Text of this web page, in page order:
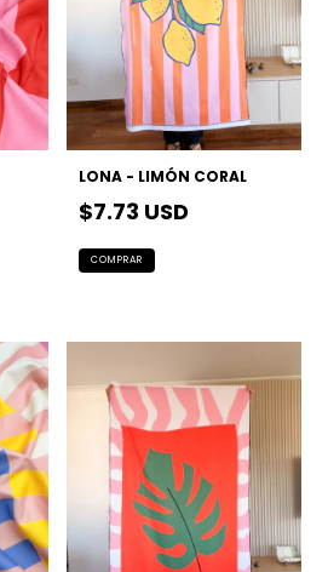
LONA - LIMÓN CORAL
$7.73 USD